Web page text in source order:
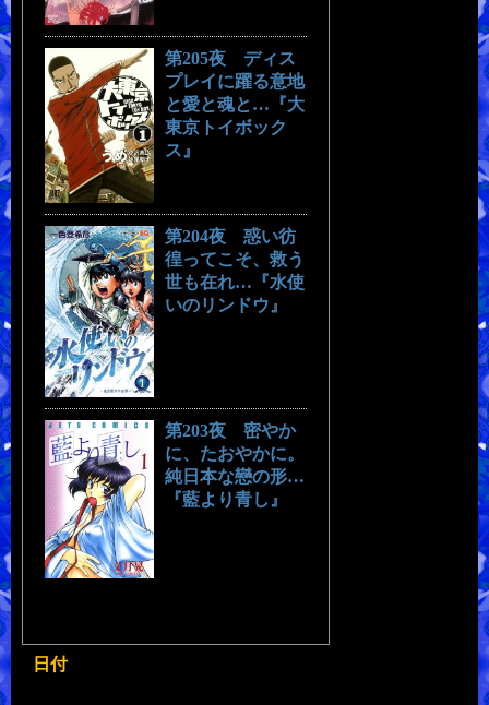
第205夜 ディス
プレイに躍る意地
と愛と魂と…『大
東京トイボック
ス』
第204夜 惑い彷
徨ってこそ、救う
世も在れ…『水使
いのリンドウ』
第203夜 密やか
に、たおやかに。
純日本な戀の形…
『藍より青し』
日付